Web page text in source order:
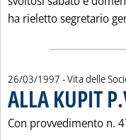
ha rieletto segretario
26/03/1997 - Vita delle
ALLA KUPIT
Con provvedimento n.